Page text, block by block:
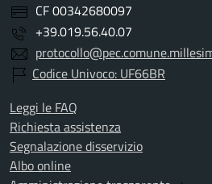
CF 00342680097
+39.019.56.40.07
Codice Univoco: UF66BR
Leggi le FAQ
Richiesta assistenza
Segnalazione disservizio
Albo online